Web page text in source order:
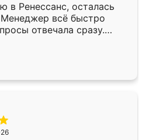
в Ренессанс, осталась
всё быстро
отвечала сразу.
в субботу, подошёл к
Собрали
аккуратно, даже